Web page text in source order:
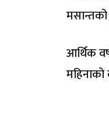
आर्थिक